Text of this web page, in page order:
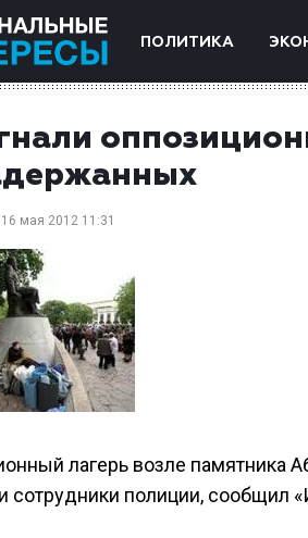
ПОЛИТИКА
16 мая 2012 11:31
лагерь возле памятника
сотрудники полиции, сообщил